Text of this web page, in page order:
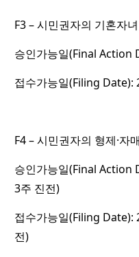
F3 – 시민권자의 기혼자녀
승인가능일(Final Action
접수가능일(Filing Date):
F4 – 시민권자의 형제·자매
승인가능일(Final Action
3주 진전)
접수가능일(Filing Date):
전)